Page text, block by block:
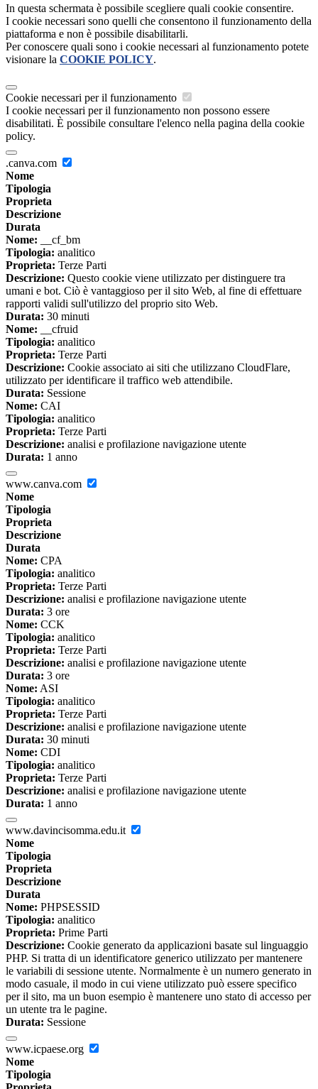
In questa schermata è possibile scegliere quali cookie consentire.
I cookie necessari sono quelli che consentono il funzionamento della
piattaforma e non è possibile disabilitarli.
Per conoscere quali sono i cookie necessari al funzionamento potete
visionare la COOKIE POLICY.
Cookie necessari per il funzionamento
I cookie necessari per il funzionamento non possono essere
disabilitati. È possibile consultare l'elenco nella pagina della cookie
policy.
.canva.com
Nome
Tipologia
Proprieta
Descrizione
Durata
Nome: __cf_bm
Tipologia: analitico
Proprieta: Terze Parti
Descrizione: Questo cookie viene utilizzato per distinguere tra
umani e bot. Ciò è vantaggioso per il sito Web, al fine di effettuare
rapporti validi sull'utilizzo del proprio sito Web.
Durata: 30 minuti
Nome: __cfruid
Tipologia: analitico
Proprieta: Terze Parti
Descrizione: Cookie associato ai siti che utilizzano CloudFlare,
utilizzato per identificare il traffico web attendibile.
Durata: Sessione
Nome: CAI
Tipologia: analitico
Proprieta: Terze Parti
Descrizione: analisi e profilazione navigazione utente
Durata: 1 anno
www.canva.com
Nome
Tipologia
Proprieta
Descrizione
Durata
Nome: CPA
Tipologia: analitico
Proprieta: Terze Parti
Descrizione: analisi e profilazione navigazione utente
Durata: 3 ore
Nome: CCK
Tipologia: analitico
Proprieta: Terze Parti
Descrizione: analisi e profilazione navigazione utente
Durata: 3 ore
Nome: ASI
Tipologia: analitico
Proprieta: Terze Parti
Descrizione: analisi e profilazione navigazione utente
Durata: 30 minuti
Nome: CDI
Tipologia: analitico
Proprieta: Terze Parti
Descrizione: analisi e profilazione navigazione utente
Durata: 1 anno
www.davincisomma.edu.it
Nome
Tipologia
Proprieta
Descrizione
Durata
Nome: PHPSESSID
Tipologia: analitico
Proprieta: Prime Parti
Descrizione: Cookie generato da applicazioni basate sul linguaggio
PHP. Si tratta di un identificatore generico utilizzato per mantenere
le variabili di sessione utente. Normalmente è un numero generato in
modo casuale, il modo in cui viene utilizzato può essere specifico
per il sito, ma un buon esempio è mantenere uno stato di accesso per
un utente tra le pagine.
Durata: Sessione
www.icpaese.org
Nome
Tipologia